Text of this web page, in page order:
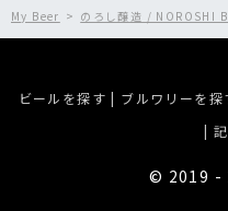
My Beer のろし醸造 / NOROSHI
ビールを探す | ブルワリーを探
|
©︎ 2019 -